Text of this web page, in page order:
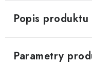
Popis produktu
Parametry